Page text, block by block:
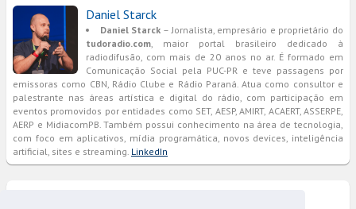
Daniel Starck
Daniel Starck – Jornalista, empresário e proprietário do
tudoradio.com, maior portal brasileiro dedicado à
radiodifusão, com mais de 20 anos no ar. É formado em
Comunicação Social pela PUC-PR e teve passagens por
emissoras como CBN, Rádio Clube e Rádio Paraná. Atua como consultor e
palestrante nas áreas artística e digital do rádio, com participação em
eventos promovidos por entidades como SET, AESP, AMIRT, ACAERT, ASSERPE,
AERP e MidiacomPB. Também possui conhecimento na área de tecnologia,
com foco em aplicativos, mídia programática, novos devices, inteligência
artificial, sites e streaming. LinkedIn